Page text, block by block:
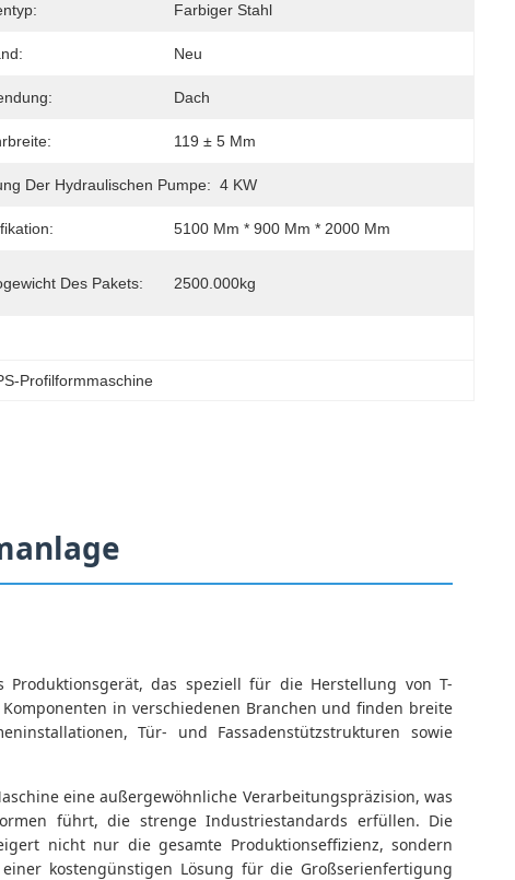
Farbiger Stahl
Neu
Dach
119 ± 5 Mm
Der Hydraulischen Pumpe: 4 KW
5100 Mm * 900 Mm * 2000 Mm
Des Pakets: 2500.000kg
Profilformmaschine
Produktionsgerät, das speziell für die Herstellung von T-
in verschiedenen Branchen und finden breite
Tür- und Fassadenstützstrukturen sowie
eine außergewöhnliche Verarbeitungspräzision, was
führt, die strenge Industriestandards erfüllen. Die
nicht nur die gesamte Produktionseffizienz, sondern
kostengünstigen Lösung für die Großserienfertigung